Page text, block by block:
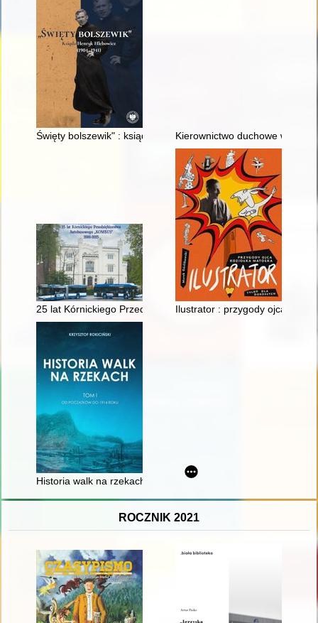
Święty bolszewik" : ksiądz Henryk Hlebowicz (1904-1941)
Kierownictwo duchowe w
25 lat Kórnickiego Przedsiębiorstwa Autobusowego "Kombus"
Ilustrator : przygody ojca
Historia walk na rzekach. T. 1,
ROCZNIK 2021